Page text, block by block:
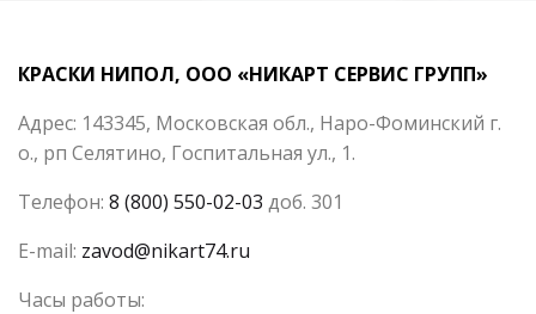
КРАСКИ НИПОЛ, ООО «НИКАРТ СЕРВИС ГРУПП»
Адрес: 143345, Московская обл., Наро-Фоминский г.
о., рп Селятино, Госпитальная ул., 1.
Телефон: 8 (800) 550-02-03 доб. 301
E-mail: zavod@nikart74.ru
Часы работы: